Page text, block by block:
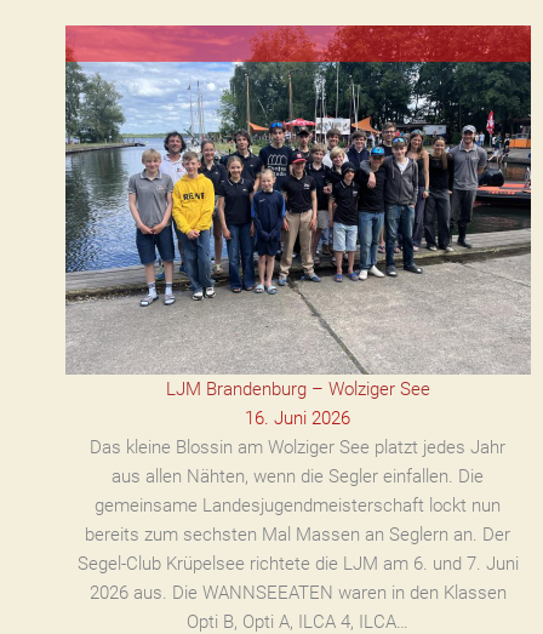
LJM Brandenburg – Wolziger See
16. Juni 2026
Das kleine Blossin am Wolziger See platzt jedes Jahr
aus allen Nähten, wenn die Segler einfallen. Die
gemeinsame Landesjugendmeisterschaft lockt nun
bereits zum sechsten Mal Massen an Seglern an. Der
Segel-Club Krüpelsee richtete die LJM am 6. und 7. Juni
2026 aus. Die WANNSEEATEN waren in den Klassen
Opti B, Opti A, ILCA 4, ILCA…